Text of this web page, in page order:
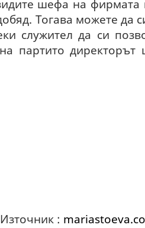
шефа на фирмата
Тогава можете да
служител да си
партито
Източник :